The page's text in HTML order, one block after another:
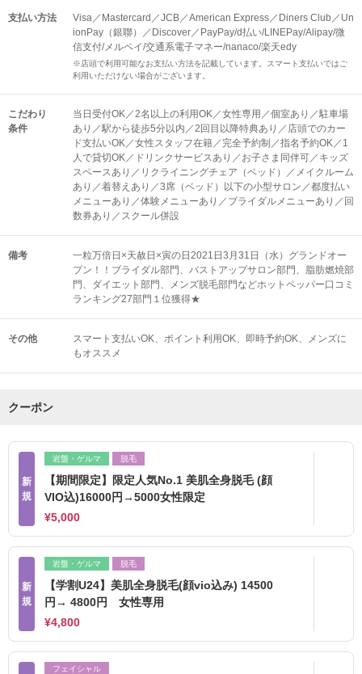
支払い方法
Visa／Mastercard／JCB／American Express／Diners Club／Un
ionPay（銀聯）／Discover／PayPay/d払い/LINEPay/Alipay/微
信支付/メルペイ/交通系電子マネー/nanaco/楽天edy
※店頭で利用可能なお支払い方法を記載しています。スマート支払いではご
利用いただけない場合がございます。
こだわり
条件
当日受付OK／2名以上の利用OK／女性専用／個室あり／駐車場
あり／駅から徒歩5分以内／2回目以降特典あり／店頭でのカー
ド支払いOK／女性スタッフ在籍／完全予約制／指名予約OK／1
人で貸切OK／ドリンクサービスあり／お子さま同伴可／キッズ
スペースあり／リクライニングチェア（ベッド）／メイクルーム
あり／着替えあり／3席（ベッド）以下の小型サロン／都度払い
メニューあり／体験メニューあり／ブライダルメニューあり／回
数券あり／スクール併設
備考
一粒万倍日×天赦日×寅の日2021日3月31日（水）グランドオー
プン！！ブライダル部門、バストアップサロン部門、脂肪燃焼部
門、ダイエット部門、メンズ脱毛部門などホットペッパー口コミ
ランキング27部門１位獲得★
その他 スマート支払いOK ポイント利用OK 即時予約OK
メンズに
もオススメ
クーポン
新
規
岩盤・ゲルマ 脱毛
【期間限定】限定人気No.1 美肌全身脱毛 (顔
VIO込)16000円→5000女性限定
¥5,000
新
規
岩盤・ゲルマ 脱毛
【学割U24】美肌全身脱毛(顔vio込み) 14500
円→ 4800円 女性専用
¥4,800
フェイシャル